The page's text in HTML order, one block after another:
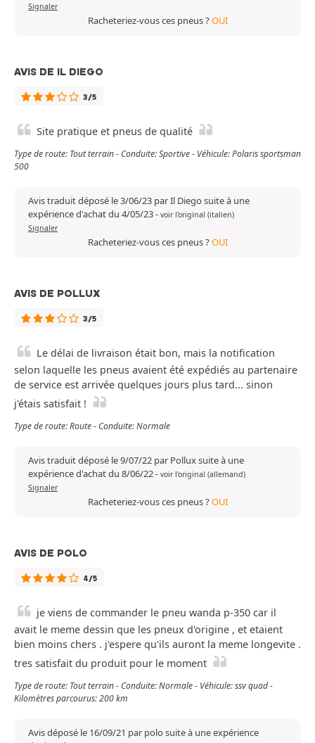
Signaler
Racheteriez-vous ces pneus ?OUI
AVIS DE IL DIEGO
3/5
Site pratique et pneus de qualité
Type de route: Tout terrain - Conduite: Sportive - Véhicule: Polaris sportsman
500
Avis traduit déposé le 3/06/23 par Il Diego suite à une
expérience d'achat du 4/05/23- voir l'original (italien)
Signaler
Racheteriez-vous ces pneus ?OUI
AVIS DE POLLUX
3/5
Le délai de livraison était bon, mais la notification
selon laquelle les pneus avaient été expédiés au partenaire
de service est arrivée quelques jours plus tard... sinon
j'étais satisfait !
Type de route: Route - Conduite: Normale
Avis traduit déposé le 9/07/22 par Pollux suite à une
expérience d'achat du 8/06/22- voir l'original (allemand)
Signaler
Racheteriez-vous ces pneus ?OUI
AVIS DE POLO
4/5
je viens de commander le pneu wanda p-350 car il
avait le meme dessin que les pneux d'origine , et etaient
bien moins chers . j'espere qu'ils auront la meme longevite .
tres satisfait du produit pour le moment
Type de route: Tout terrain - Conduite: Normale - Véhicule: ssv quad -
Kilomètres parcourus: 200 km
Avis déposé le 16/09/21 par polo suite à une expérience